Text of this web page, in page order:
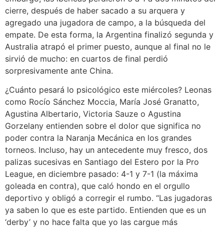
cierre, después de haber sacado a su arquera y
agregado una jugadora de campo, a la búsqueda del
empate. De esta forma, la Argentina finalizó segunda y
Australia atrapó el primer puesto, aunque al final no le
sirvió de mucho: en cuartos de final perdió
sorpresivamente ante China.
¿Cuánto pesará lo psicológico este miércoles? Leonas
como Rocío Sánchez Moccia, María José Granatto,
Agustina Albertario, Victoria Sauze o Agustina
Gorzelany entienden sobre el dolor que significa no
poder contra la Naranja Mecánica en los grandes
torneos. Incluso, hay un antecedente muy fresco, dos
palizas sucesivas en Santiago del Estero por la Pro
League, en diciembre pasado: 4-1 y 7-1 (la máxima
goleada en contra), que caló hondo en el orgullo
deportivo y obligó a corregir el rumbo. “Las jugadoras
ya saben lo que es este partido. Entienden que es un
‘derby’ y no hace falta que yo las cargue más